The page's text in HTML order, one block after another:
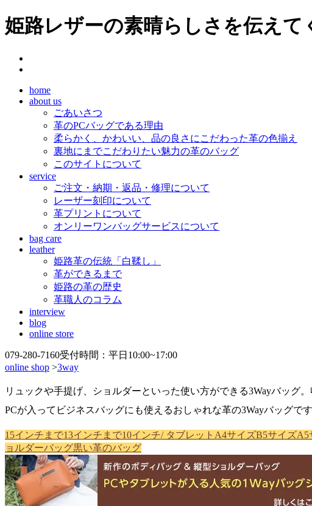
姫路レザーの素晴らしさを伝え
home
about us
ごあいさつ
革のPCバッグである理由
柔らかく、かわいい、品の良さにこだわった革の色揃え
裏地にまでこだわりたい魅力の革のバッグ
このサイトについて
service
ご注文・納期・返品・修理について
レーザー刻印について
革プリントについて
オンリーワンバッグサービスについて
bag care
leather
姫路革の伝統「白鞣し」
革ができるまで
姫路の革の歴史
革職人のコラム
interview
blog
online store
079-280-7160受付時間：平日10:00~17:00
online shop >3way
リュックや手提げ、ショルダーといった使い方ができる3Wayバッグ
PCが入ってビジネスバッグにも使えるおしゃれな革の3Wayバッグです
15インチまで13インチまで10インチ/ タブレット A4サイズB5サイズA5
ョルダーバッグ黒い革のバッグ